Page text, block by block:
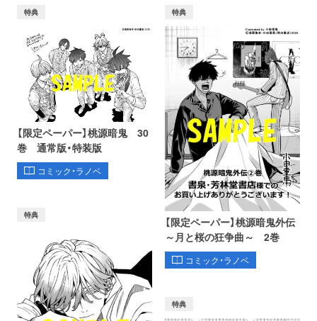
特典
【限定ペーパー】桃源暗鬼 30
巻 通常版・特装版
コミック・ラノベ
特典
【限定ペーパー】桃源暗鬼外伝
～月と桜の狂争曲～ 2巻
コミック・ラノベ
特典
特典